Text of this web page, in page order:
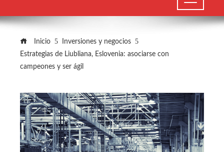
Inicio
Inversiones y negocios
Estrategias de Liubliana, Eslovenia: asociarse con
campeones y ser ágil